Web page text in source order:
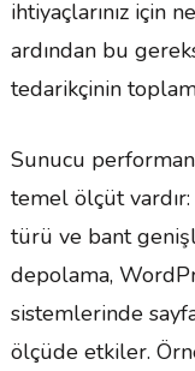
ihtiyaçlarınız için
ardından bu
tedarikçinin
Sunucu
temel ölçüt
türü ve bant
depolama,
sistemlerinde
ölçüde etkiler.